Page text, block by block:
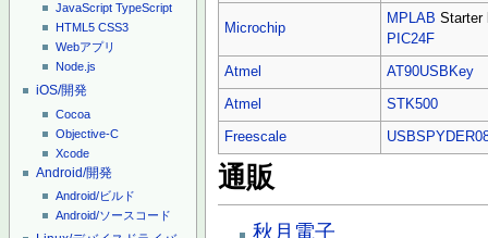
JavaScript TypeScript
HTML5 CSS3
Webアプリ
Node.js
iOS/開発
Cocoa
Objective-C
Xcode
Android/開発
Android/ビルド
Android/ソースコード
Microchip
MPLAB Starter
PIC24F
Atmel AT90USBKey
Atmel STK500
Freescale
通販
秋月電子